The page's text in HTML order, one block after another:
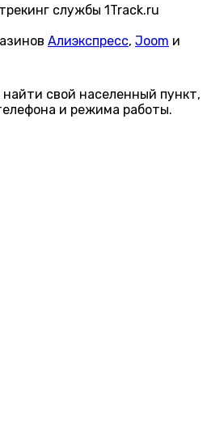
службы 1Track.ru
Алиэкспресс, Joom и
свой населенный пункт,
и режима работы.